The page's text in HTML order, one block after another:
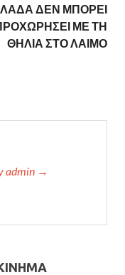
ΔΕΝ ΜΠΟΡΕΙ
ΜΕ ΤΗ
ΘΗΛΙΑ ΣΤΟ ΛΑΙΜΟ
admin →